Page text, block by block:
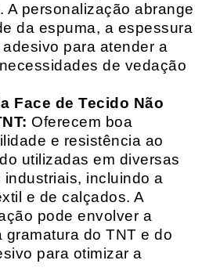
A personalização abrange
da espuma, a espessura
para atender a
de vedação
Face de Tecido Não
Oferecem boa
e resistência ao
utilizadas em diversas
incluindo a
e de calçados. A
pode envolver a
gramatura do TNT e do
para otimizar a